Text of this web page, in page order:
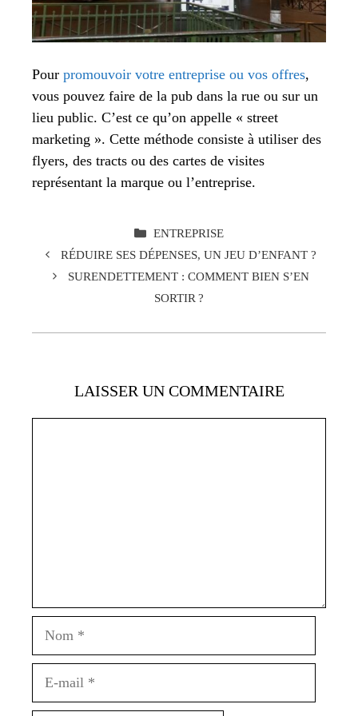
Pour promouvoir votre entreprise ou vos offres,
vous pouvez faire de la pub dans la rue ou sur un
lieu public. C’est ce qu’on appelle « street
marketing ». Cette méthode consiste à utiliser des
flyers, des tracts ou des cartes de visites
représentant la marque ou l’entreprise.
CATÉGORIES
ENTREPRISE
RÉDUIRE SES DÉPENSES, UN JEU D’ENFANT ?
SURENDETTEMENT : COMMENT BIEN S’EN
SORTIR ?
LAISSER UN COMMENTAIRE